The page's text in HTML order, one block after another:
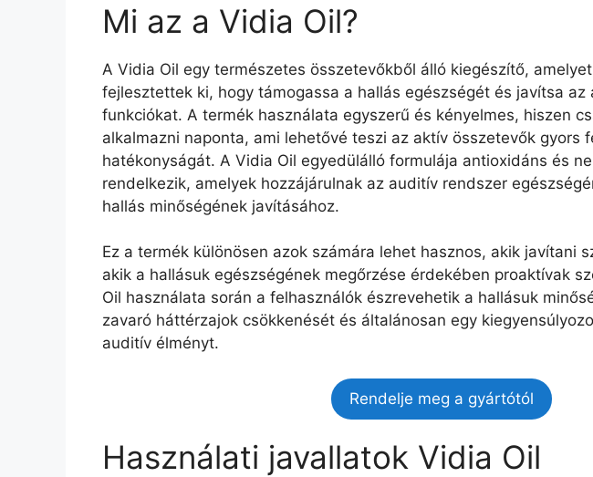
Mi az a Vidia Oil?
A Vidia Oil egy természetes összetevőkből álló kiegészítő,
fejlesztettek ki, hogy támogassa a hallás egészségét és javítsa az
funkciókat. A termék használata egyszerű és kényelmes, hiszen
alkalmazni naponta, ami lehetővé teszi az aktív összetevők gyors
hatékonyságát. A Vidia Oil egyedülálló formulája antioxidáns és
rendelkezik, amelyek hozzájárulnak az auditív rendszer
hallás minőségének javításához.
Ez a termék különösen azok számára lehet hasznos, akik javítani
akik a hallásuk egészségének megőrzése érdekében proaktívak
Oil használata során a felhasználók észrevehetik a hallásuk
zavaró háttérzajok csökkenését és általánosan egy
auditív élményt.
Rendelje meg a gyártótól
Használati javallatok Vidia Oil